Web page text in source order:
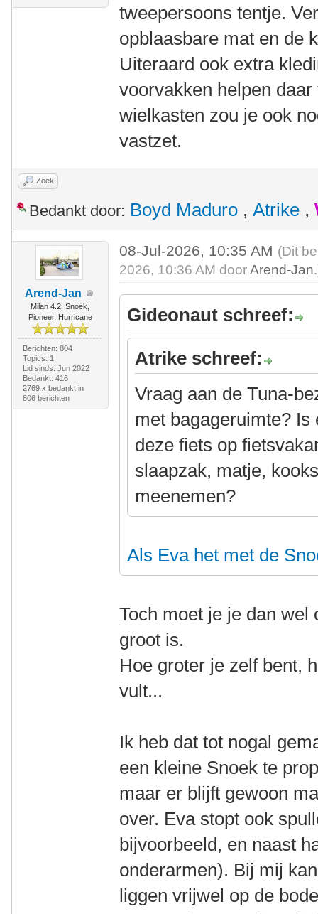
tweepersoons tentje.
opblaasbare mat en de
Uiteraard ook extra
voorvakken helpen
wielkasten zou je ook
vastzet.
Zoek
Bedankt door: Boyd Maduro , Atrike ,
Arend-Jan
Milan 4.2, Snoek,
Pioneer, Hurricane
Berichten: 804
Topics: 1
Lid sinds: Jun 2022
Bedankt: 416
2769 x bedankt in
806 berichten
08-Jul-2026, 10:35 AM (Dit
2026, 10:36 AM doorArend-Jan
Gideonaut schreef:
Atrike schreef:
Vraag aan de Tuna-
met bagageruimte?
deze fiets op
slaapzak, matje,
meenemen?
Als Eva het met de
Toch moet je je dan
groot is.
Hoe groter je zelf bent,
vult...
Ik heb dat tot nogal
een kleine Snoek te
maar er blijft gewoon
over. Eva stopt ook
bijvoorbeeld, en naast
onderarmen). Bij mij
liggen vrijwel op de